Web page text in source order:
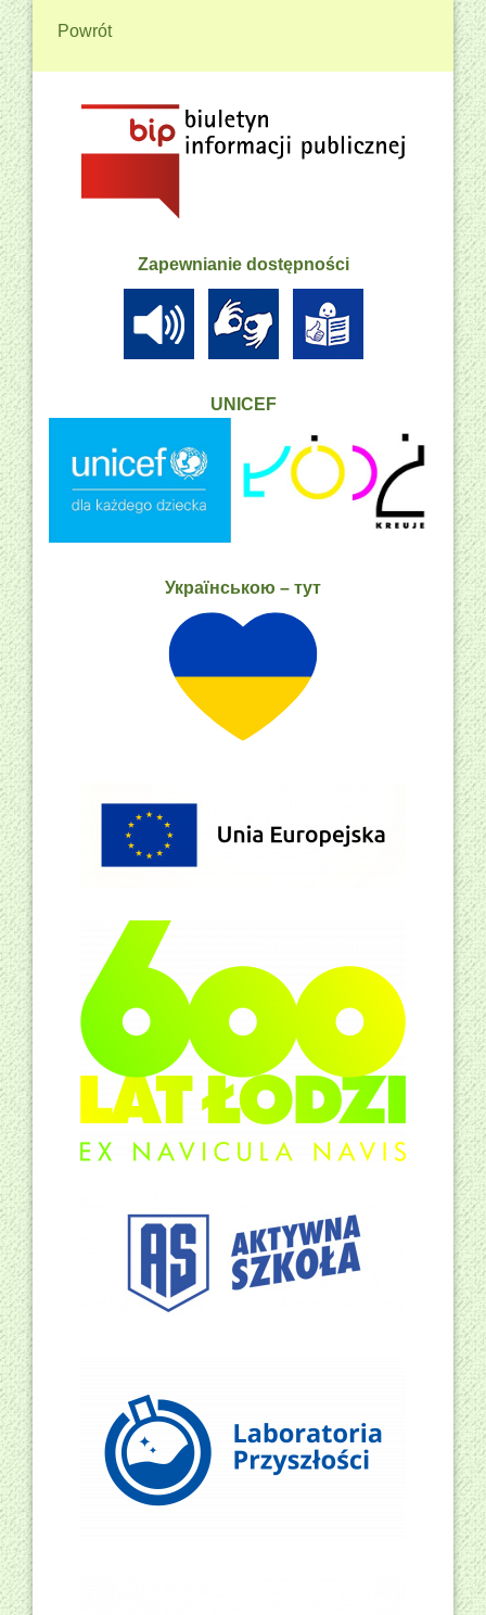
Powrót
Zapewnianie dostępności
UNICEF
Українською – тут